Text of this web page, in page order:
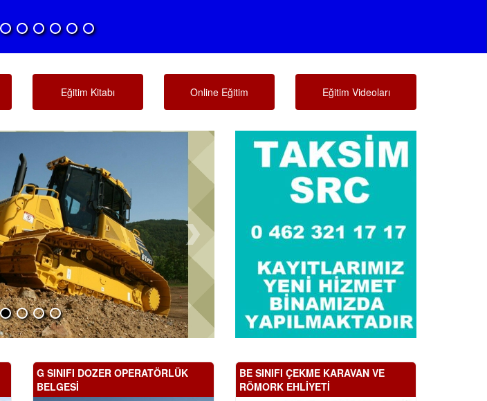
Eğitim Kitabı Online Eğitim Eğitim Videoları
G SINIFI DOZER OPERATÖRLÜK
BELGESİ
BE SINIFI ÇEKME KARAVAN VE
RÖMORK EHLİYETİ